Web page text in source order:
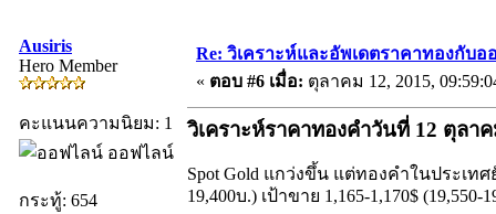
Ausiris
Hero Member
คะแนนความนิยม: 1
ออฟไลน์
กระทู้: 654
Re: วิเคราะห์และอัพเดตราคาทองกับ
« ตอบ #6 เมื่อ: ตุลาคม 12, 2015,
วิเคราะห์ราคาทองคำวันที่ 12 ตุลา
Spot Gold แกว่งขึ้น แต่ทองคำในประเท
19,400บ.) เป้าขาย 1,165-1,170$ (19,550-